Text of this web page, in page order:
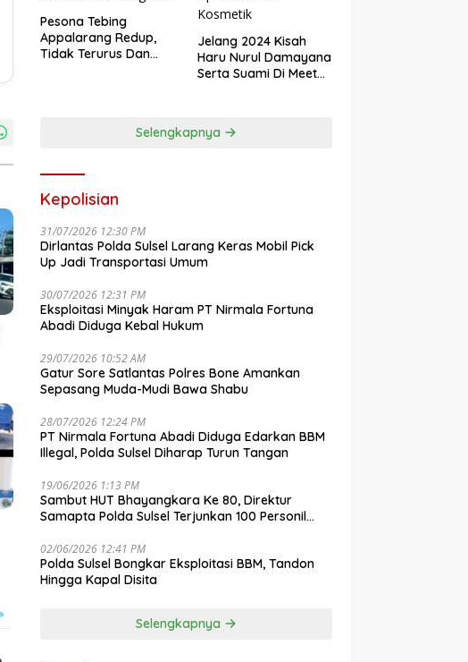
Pesona Tebing
Appalarang Redup,
Tidak Terurus Dan
Jelang 2024 Kisah
Haru Nurul Damayana
Serta Suami Di Meet
Selengkapnya
Kepolisian
31/07/2026 12:30 PM
Dirlantas Polda Sulsel Larang Keras Mobil Pick
Up Jadi Transportasi Umum
30/07/2026 12:31 PM
Eksploitasi Minyak Haram PT Nirmala Fortuna
Abadi Diduga Kebal Hukum
29/07/2026 10:52 AM
Gatur Sore Satlantas Polres Bone Amankan
Sepasang Muda-Mudi Bawa Shabu
28/07/2026 12:24 PM
PT Nirmala Fortuna Abadi Diduga Edarkan BBM
Illegal, Polda Sulsel Diharap Turun Tangan
19/06/2026 1:13 PM
Sambut HUT Bhayangkara Ke 80, Direktur
Samapta Polda Sulsel Terjunkan 100 Personil
02/06/2026 12:41 PM
Polda Sulsel Bongkar Eksploitasi BBM, Tandon
Hingga Kapal Disita
Selengkapnya